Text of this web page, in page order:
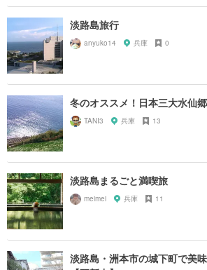
淡路島旅行
anyuko14 兵庫 0
冬のオススメ！日本三大水仙
TANI3 兵庫 13
淡路島まるごと満喫旅
meimei 兵庫 11
淡路島・洲本市の城下町で美